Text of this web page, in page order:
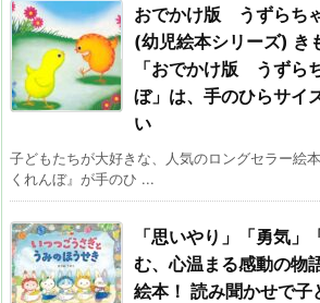
おでかけ版 うずらち
(幼児絵本シリーズ) き
「おでかけ版 うずら
ぼ」は、手のひらサイ
い
子どもたちが大好きな、人気のロングセラー絵
くれんぼ』が手のひ ...
「思いやり」「勇気」
む、心温まる感動の物
絵本！ 読み聞かせで子